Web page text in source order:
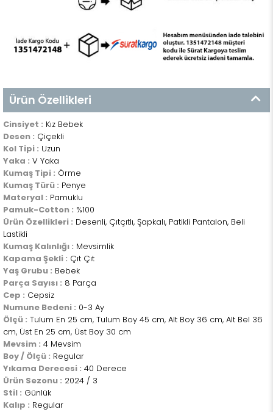
Ürün Özellikleri
Cinsiyet : Kız Bebek
Desen : Çiçekli
Kol Tipi : Uzun
Yaka : V Yaka
Kumaş Tipi : Örme
Kumaş Türü : Penye
Materyal : Pamuklu
Pamuk-Cotton : %100
Ürün Özellikleri : Desenli, Çıtçıtlı, Şapkalı, Patikli Pantalon, Beli
Lastikli
Kumaş Kalınlığı : Mevsimlik
Kapama Şekli : Çıt Çıt
Yaş Grubu : Bebek
Parça Sayısı : 8 Parça
Cep : Cepsiz
Numune Bedeni : 0-3 Ay
Ölçü : Tulum En 25 cm, Tulum Boy 45 cm, Alt Boy 36 cm, Alt Bel 36
cm, Üst En 25 cm, Üst Boy 30 cm
Mevsim : 4 Mevsim
Boy / Ölçü : Regular
Yıkama Derecesi : 40 Derece
Ürün Sezonu : 2024 / 3
Stil : Günlük
Kalıp : Regular